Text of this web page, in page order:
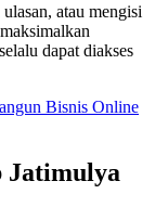
atau mengisi
dapat diakses
Bisnis Online
Jatimulya